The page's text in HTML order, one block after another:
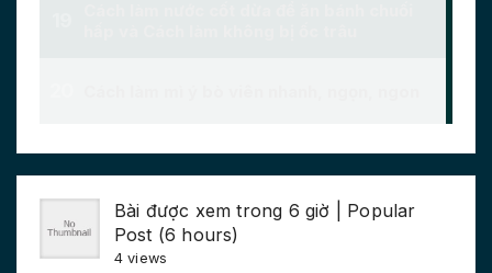
Bài được xem trong 6 giờ | Popular
Post (6 hours)
4 views